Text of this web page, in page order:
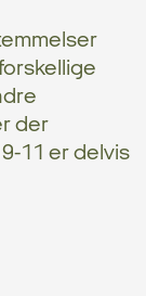
der
11 er delvis